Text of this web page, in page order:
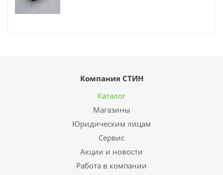
Компания СТИН
Каталог
Магазины
Юридическим лицам
Сервис
Акции и новости
Работа в компании